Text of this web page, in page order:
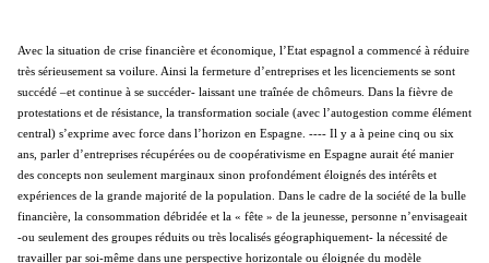
Avec la situation de crise financière et économique, l’Etat espagnol a commencé à réduire
très sérieusement sa voilure. Ainsi la fermeture d’entreprises et les licenciements se sont
succédé –et continue à se succéder- laissant une traînée de chômeurs. Dans la fièvre de
protestations et de résistance, la transformation sociale (avec l’autogestion comme élément
central) s’exprime avec force dans l’horizon en Espagne. ---- Il y a à peine cinq ou six
ans, parler d’entreprises récupérées ou de coopérativisme en Espagne aurait été manier
des concepts non seulement marginaux sinon profondément éloignés des intérêts et
expériences de la grande majorité de la population. Dans le cadre de la société de la bulle
financière, la consommation débridée et la « fête » de la jeunesse, personne n’envisageait
-ou seulement des groupes réduits ou très localisés géographiquement- la nécessité de
travailler par soi-même dans une perspective horizontale ou éloignée du modèle